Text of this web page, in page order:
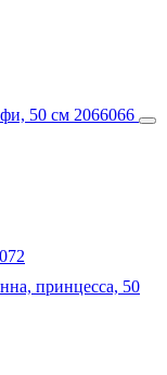
50 см 2066066
принцесса, 50